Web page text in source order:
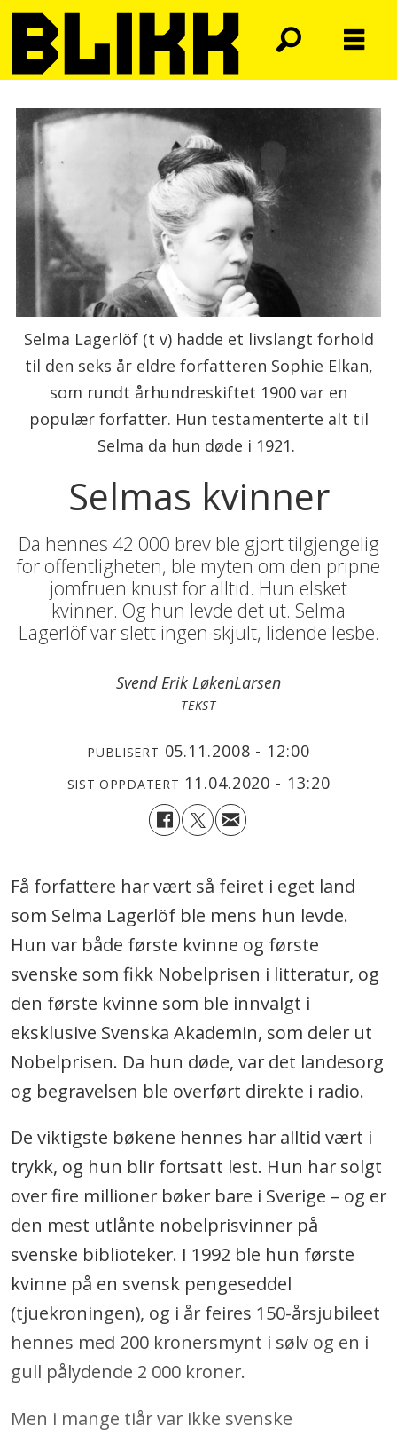
Selma Lagerlöf (t v) hadde et livslangt forhold
til den seks år eldre forfatteren Sophie Elkan,
som rundt århundreskiftet 1900 var en
populær forfatter. Hun testamenterte alt til
Selma da hun døde i 1921.
Selmas kvinner
Da hennes 42 000 brev ble gjort tilgjengelig
for offentligheten, ble myten om den pripne
jomfruen knust for alltid. Hun elsket
kvinner. Og hun levde det ut. Selma
Lagerlöf var slett ingen skjult, lidende lesbe.
Svend Erik LøkenLarsen
TEKST
PUBLISERT 05.11.2008 - 12:00
SIST OPPDATERT 11.04.2020 - 13:20
Få forfattere har vært så feiret i eget land
som Selma Lagerlöf ble mens hun levde.
Hun var både første kvinne og første
svenske som fikk Nobelprisen i litteratur, og
den første kvinne som ble innvalgt i
eksklusive Svenska Akademin, som deler ut
Nobelprisen. Da hun døde, var det landesorg
og begravelsen ble overført direkte i radio.
De viktigste bøkene hennes har alltid vært i
trykk, og hun blir fortsatt lest. Hun har solgt
over fire millioner bøker bare i Sverige – og er
den mest utlånte nobelprisvinner på
svenske biblioteker. I 1992 ble hun første
kvinne på en svensk pengeseddel
(tjuekroningen), og i år feires 150-årsjubileet
hennes med 200 kronersmynt i sølv og en i
gull pålydende 2 000 kroner.
Men i mange tiår var ikke svenske